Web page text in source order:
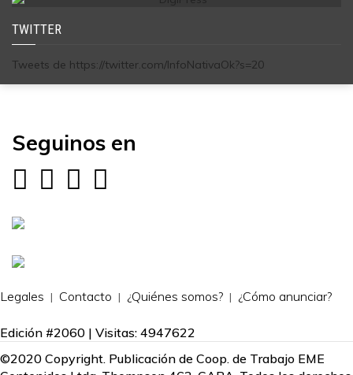
TWITTER
Tweets de https://twitter.com/InfoNativaOk?s=20
Seguinos en
Legales Contacto ¿Quiénes somos? ¿Cómo anunciar?
Edición #2060 | Visitas: 4947622
©2020 Copyright. Publicación de Coop. de Trabajo EME